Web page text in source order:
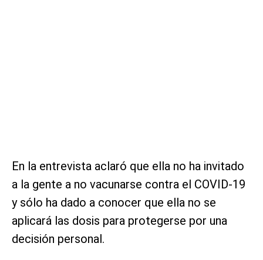
En la entrevista aclaró que ella no ha invitado
a la gente a no vacunarse contra el COVID-19
y sólo ha dado a conocer que ella no se
aplicará las dosis para protegerse por una
decisión personal.